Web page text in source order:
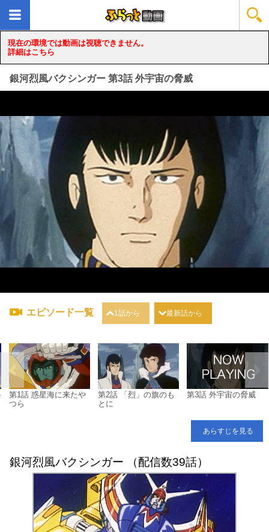
現在の環境では動画は視聴できません。
詳細はこちら
銀河烈風バクシンガー 第3話 外宇宙の脅威
loading...
エピソード一覧 1話から 最新話から
第1話 惑星海に来たや
つら
第2話 「烈」の旗のも
とに
第3話 外宇宙の脅威
あらすじを見る
銀河烈風バクシンガー （配信数39話）